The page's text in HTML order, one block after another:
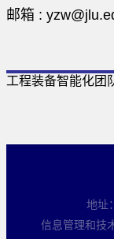
邮箱 :
工程装备智能化团
地址
信息管理和技